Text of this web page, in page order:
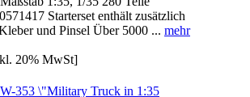
Starterset enthält zusätzlich
und Pinsel Über 5000 ... mehr
20% MwSt]